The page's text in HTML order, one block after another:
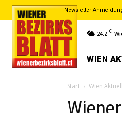
Newsletter-
24.2 C
WIEN
Start Wien Aktuell